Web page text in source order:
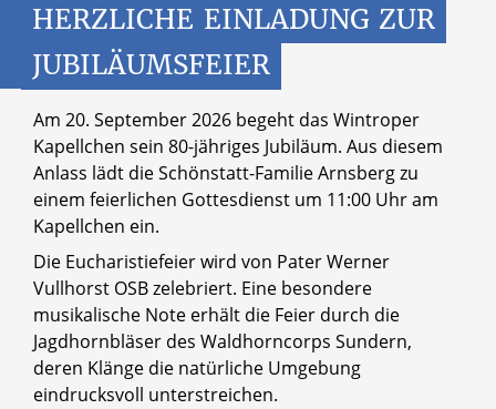
HERZLICHE EINLADUNG ZUR
JUBILÄUMSFEIER
Am 20. September 2026 begeht das Wintroper
Kapellchen sein 80-jähriges Jubiläum. Aus diesem
Anlass lädt die Schönstatt-Familie Arnsberg zu
einem feierlichen Gottesdienst um 11:00 Uhr am
Kapellchen ein.
Die Eucharistiefeier wird von Pater Werner
Vullhorst OSB zelebriert. Eine besondere
musikalische Note erhält die Feier durch die
Jagdhornbläser des Waldhorncorps Sundern,
deren Klänge die natürliche Umgebung
eindrucksvoll unterstreichen.